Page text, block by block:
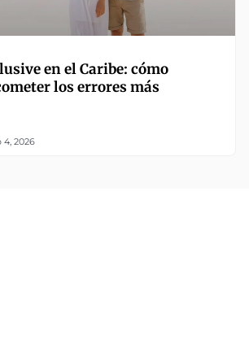
en el Caribe: cómo
los errores más
4, 2026